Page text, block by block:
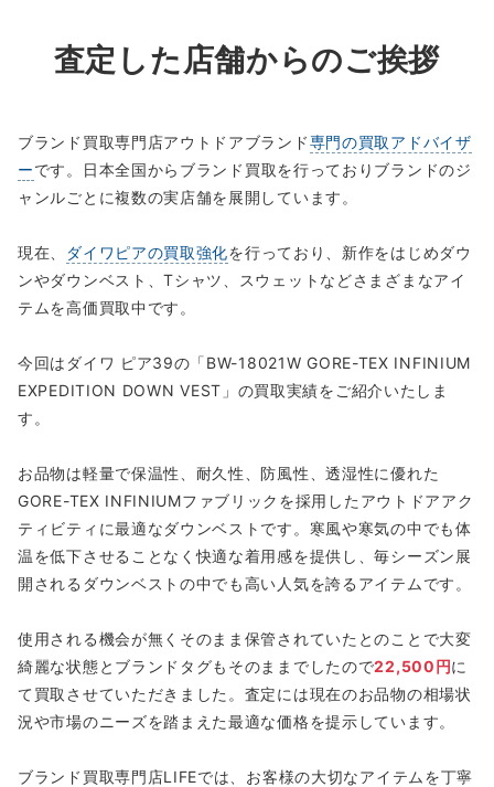
査定した店舗からのご挨拶
ブランド買取専門店アウトドアブランド専門の買取アドバイザ
ーです。日本全国からブランド買取を行っておりブランドのジ
ャンルごとに複数の実店舗を展開しています。
現在、 ダイワピアの買取強化を行っており、新作をはじめダウ
ンやダウンベスト、Tシャツ、スウェットなどさまざまなアイ
テムを高価買取中です。
今回はダイワ ピア39の「BW-18021W GORE-TEX INFINIUM
EXPEDITION DOWN VEST」の買取実績をご紹介いたしま
す。
お品物は軽量で保温性、耐久性、防風性、透湿性に優れた
GORE-TEX INFINIUMファブリックを採用したアウトドアアク
ティビティに最適なダウンベストです。寒風や寒気の中でも体
温を低下させることなく快適な着用感を提供し、毎シーズン展
開されるダウンベストの中でも高い人気を誇るアイテムです。
使用される機会が無くそのまま保管されていたとのことで大変
綺麗な状態とブランドタグもそのままでしたので22,500円に
て買取させていただきました。査定には現在のお品物の相場状
況や市場のニーズを踏まえた最適な価格を提示しています。
ブランド買取専門店LIFEでは、お客様の大切なアイテムを丁寧